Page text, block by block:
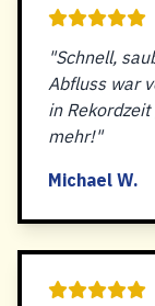
"Schnell,
Abfluss war
in
mehr!"
Michael W.